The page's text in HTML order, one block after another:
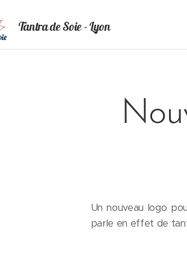
Tantra de Soie - Lyon
Un nouveau logo
parle en effet de